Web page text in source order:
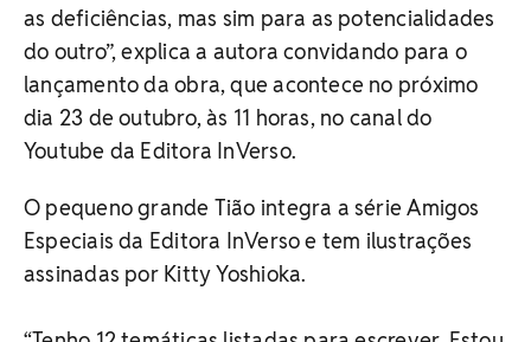
as deficiências, mas sim para as potencialidades
do outro”, explica a autora convidando para o
lançamento da obra, que acontece no próximo
dia 23 de outubro, às 11 horas, no canal do
Youtube da Editora InVerso.
O pequeno grande Tião integra a série Amigos
Especiais da Editora InVerso e tem ilustrações
assinadas por Kitty Yoshioka.